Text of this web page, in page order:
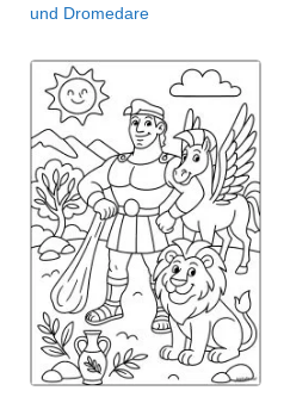
und Dromedare